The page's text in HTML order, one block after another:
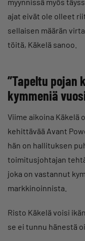
myynnissä myös
ajat eivät ole olleet
sellaisen määrän
töitä, Käkelä sanoo.
”Tapeltu pojan
kymmeniä
Viime aikoina Käkelä
kehittävää Avant
hän on hallituksen
toimitusjohtajan
joka on vastannut
markkinoinnista.
Risto Käkelä voisi
se ei tunnu hänestä